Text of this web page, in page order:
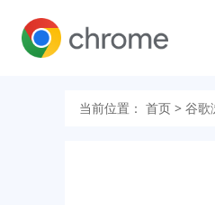
当前位置： 首页 > 谷歌